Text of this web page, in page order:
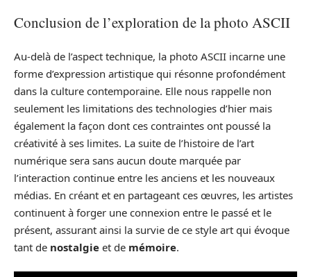
Conclusion de l’exploration de la photo ASCII
Au-delà de l’aspect technique, la photo ASCII incarne une
forme d’expression artistique qui résonne profondément
dans la culture contemporaine. Elle nous rappelle non
seulement les limitations des technologies d’hier mais
également la façon dont ces contraintes ont poussé la
créativité à ses limites. La suite de l’histoire de l’art
numérique sera sans aucun doute marquée par
l’interaction continue entre les anciens et les nouveaux
médias. En créant et en partageant ces œuvres, les artistes
continuent à forger une connexion entre le passé et le
présent, assurant ainsi la survie de ce style art qui évoque
tant de nostalgie et de mémoire.